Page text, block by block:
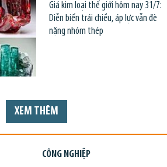
Giá kim loại thế giới hôm nay 31/7:
Diễn biến trái chiều, áp lực vẫn đè
nặng nhóm thép
XEM THÊM
CÔNG NGHIỆP